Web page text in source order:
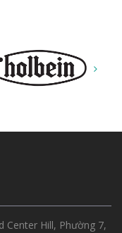
Center Hill, Phường 7,